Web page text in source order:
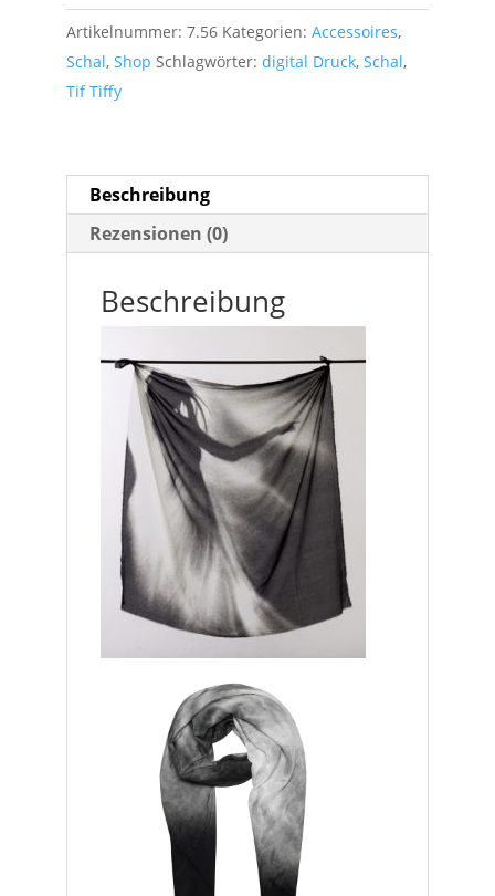
digital
gedruckt
Menge
Artikelnummer: 7.56 Kategorien: Accessoires,
Schal, Shop Schlagwörter: digital Druck, Schal,
Tif Tiffy
Beschreibung
Rezensionen (0)
Beschreibung